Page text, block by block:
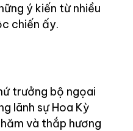
ý kiến từ nhiều
chiến ấy.
trưởng bộ ngọai
lãnh sự Hoa Kỳ
và thắp hương